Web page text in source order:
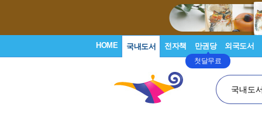
HOME 국내도서 전자책 만권당
첫달무료
외국도서
국내도